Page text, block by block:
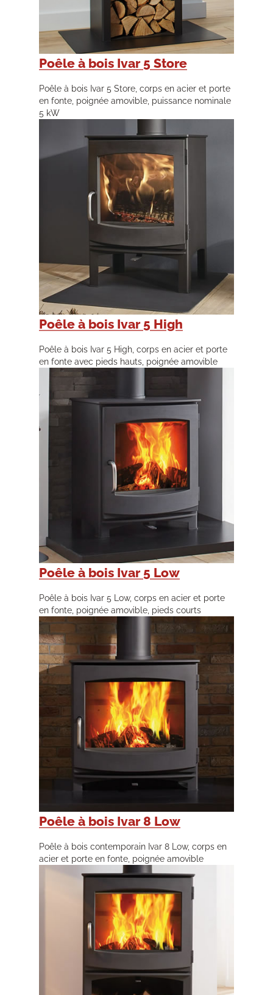
Poêle à bois Ivar 5 Store
Poêle à bois Ivar 5 Store, corps en acier et porte
en fonte, poignée amovible, puissance nominale
5 kW
Poêle à bois Ivar 5 High
Poêle à bois Ivar 5 High, corps en acier et porte
en fonte avec pieds hauts, poignée amovible
Poêle à bois Ivar 5 Low
Poêle à bois Ivar 5 Low, corps en acier et porte
en fonte, poignée amovible, pieds courts
Poêle à bois Ivar 8 Low
Poêle à bois contemporain Ivar 8 Low, corps en
acier et porte en fonte, poignée amovible